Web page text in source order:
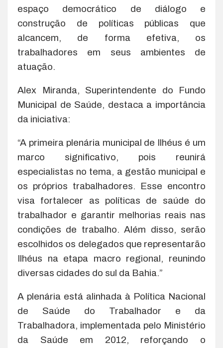
espaço democrático de diálogo e
construção de políticas públicas que
alcancem, de forma efetiva, os
trabalhadores em seus ambientes de
atuação.
Alex Miranda, Superintendente do Fundo
Municipal de Saúde, destaca a importância
da iniciativa:
“A primeira plenária municipal de Ilhéus é um
marco significativo, pois reunirá
especialistas no tema, a gestão municipal e
os próprios trabalhadores. Esse encontro
visa fortalecer as políticas de saúde do
trabalhador e garantir melhorias reais nas
condições de trabalho. Além disso, serão
escolhidos os delegados que representarão
Ilhéus na etapa macro regional, reunindo
diversas cidades do sul da Bahia.”
A plenária está alinhada à Política Nacional
de Saúde do Trabalhador e da
Trabalhadora, implementada pelo Ministério
da Saúde em 2012, reforçando o